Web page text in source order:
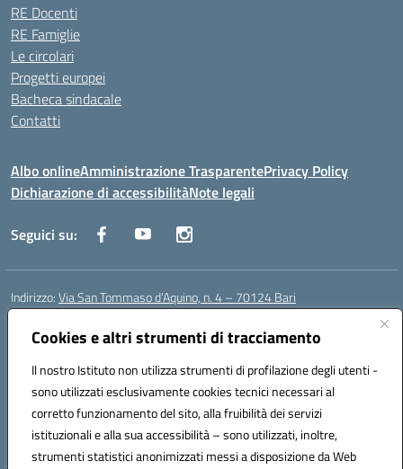
Cookies e altri strumenti di tracciamento
Il nostro Istituto non utilizza strumenti di profilazione degli utenti -
sono utilizzati esclusivamente cookies tecnici necessari al
corretto funzionamento del sito, alla fruibilità dei servizi
istituzionali e alla sua accessibilità – sono utilizzati, inoltre,
strumenti statistici anonimizzati messi a disposizione da Web
RE Docenti
RE Famiglie
Le circolari
Progetti europei
Bacheca sindacale
Contatti
Albo onlineAmministrazione TrasparentePrivacy Policy
Dichiarazione di accessibilitàNote legali
Seguici su:
Indirizzo:Via San Tommaso d’Aquino, n. 4 – 70124 Bari
Centralino:0805043941 Email:bapc150004@istruzione.it
Posta elettronica certificata (PEC):bapc150004@pec.istruzione.it
Codice fiscale: 80011240720
Codice meccanografico:BAPC150004
Codice Indice delle Pubbliche Amministrazioni (IPA): istsc_bapc150004
Codice unico di fatturazione (CUF): UFLLWZ